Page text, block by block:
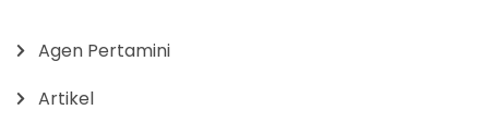
Agen Pertamini
Artikel